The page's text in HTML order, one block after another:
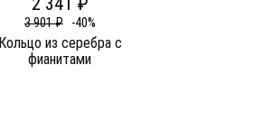
3 901 ₽ -40%
Кольцо из серебра c
фианитами